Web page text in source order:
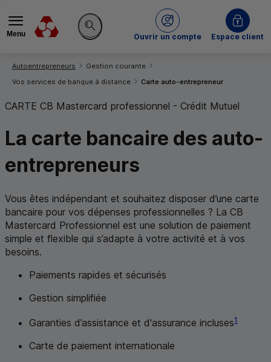
Menu
Rechercher sur le site
Ouvrir un compte
du Crédit MutuelEspace client
Vous êtes ici:
Autoentrepreneurs
Gestion courante
Vos services de banque à distance
Carte auto-entrepreneur
CARTE CB Mastercard professionnel - Crédit Mutuel
La carte bancaire des auto-
entrepreneurs
Vous êtes indépendant et souhaitez disposer d’une carte
bancaire pour vos dépenses professionnelles ? La CB
Mastercard Professionnel est une solution de paiement
simple et flexible qui s’adapte à votre activité et à vos
besoins.
Paiements rapides et sécurisés
Gestion simplifiée
Garanties d’assistance et d'assurance incluses1
Carte de paiement internationale